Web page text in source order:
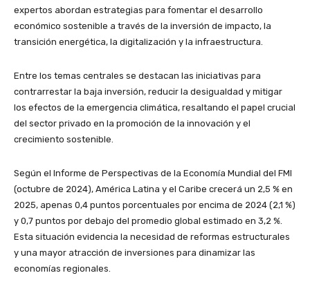
expertos abordan estrategias para fomentar el desarrollo
económico sostenible a través de la inversión de impacto, la
transición energética, la digitalización y la infraestructura.
Entre los temas centrales se destacan las iniciativas para
contrarrestar la baja inversión, reducir la desigualdad y mitigar
los efectos de la emergencia climática, resaltando el papel crucial
del sector privado en la promoción de la innovación y el
crecimiento sostenible.
Según el Informe de Perspectivas de la Economía Mundial del FMI
(octubre de 2024), América Latina y el Caribe crecerá un 2,5 % en
2025, apenas 0,4 puntos porcentuales por encima de 2024 (2,1 %)
y 0,7 puntos por debajo del promedio global estimado en 3,2 %.
Esta situación evidencia la necesidad de reformas estructurales
y una mayor atracción de inversiones para dinamizar las
economías regionales.